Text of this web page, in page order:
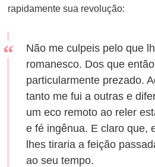
rapidamente sua revolução:
Não me culpeis pelo que
romanesco. Dos que
particularmente prezado.
tanto me fui a outras e
um eco remoto ao reler
e fé ingênua. E claro que,
lhes tiraria a feição
ao seu tempo.